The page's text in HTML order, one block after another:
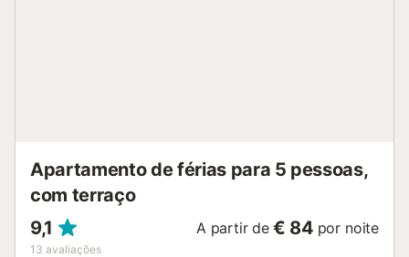
Apartamento de férias para 5 pessoas,
com terraço
9,1
13 avaliações
A partir de € 84 por noite